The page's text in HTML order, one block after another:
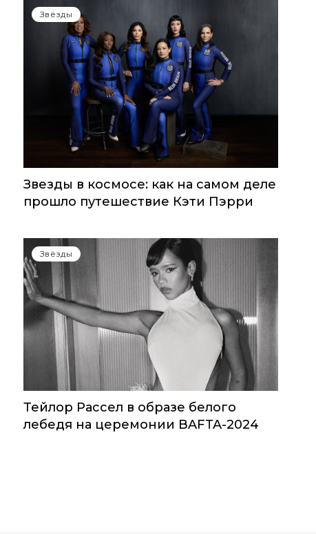
Звёзды
Звезды в космосе: как на самом деле
прошло путешествие Кэти Пэрри
Звёзды
Тейлор Рассел в образе белого
лебедя на церемонии BAFTA-2024